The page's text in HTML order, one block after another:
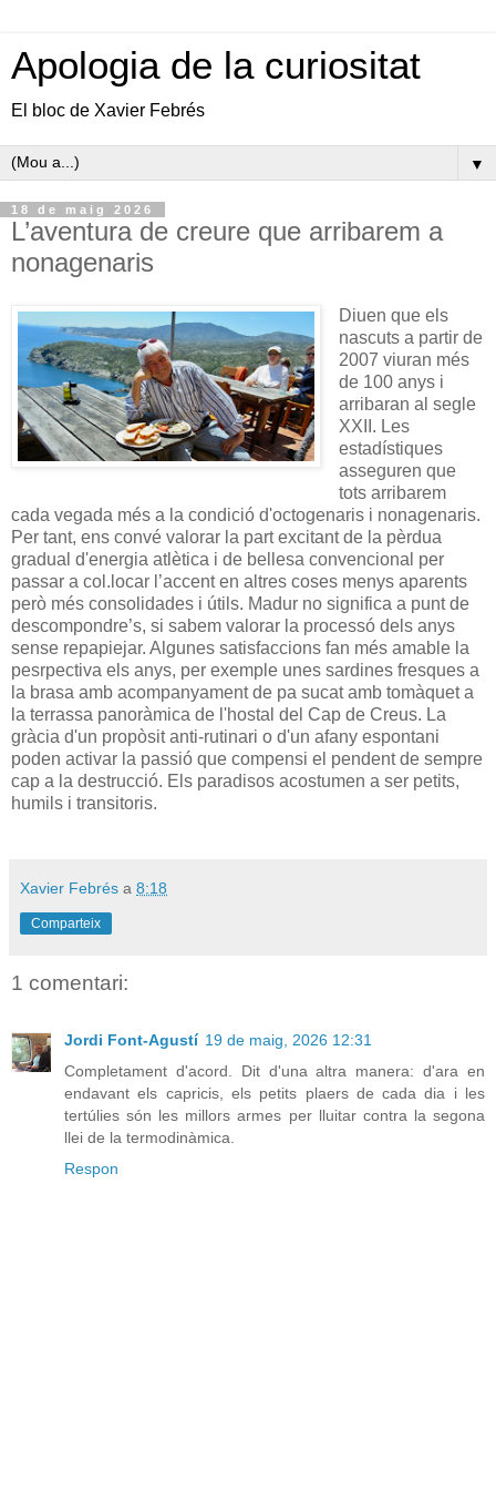
Apologia de la curiositat
El bloc de Xavier Febrés
▼
18 de maig 2026
L’aventura de creure que arribarem a
nonagenaris
Diuen que els
nascuts a partir de
2007 viuran més
de 100 anys i
arribaran al segle
XXII. Les
estadístiques
asseguren que
tots arribarem
cada vegada més a la condició d'octogenaris i nonagenaris.
Per tant, ens convé valorar la part excitant de la pèrdua
gradual d'energia atlètica i de bellesa convencional per
passar a col.locar l’accent en altres coses menys aparents
però més consolidades i útils. Madur no significa a punt de
descompondre’s, si sabem valorar la processó dels anys
sense repapiejar. Algunes satisfaccions fan més amable la
pesrpectiva els anys, per exemple unes sardines fresques a
la brasa amb acompanyament de pa sucat amb tomàquet a
la terrassa panoràmica de l'hostal del Cap de Creus. La
gràcia d'un propòsit anti-rutinari o d'un afany espontani
poden activar la passió que compensi el pendent de sempre
cap a la destrucció. Els paradisos acostumen a ser petits,
humils i transitoris.
Xavier Febrés a 8:18
Comparteix
1 comentari:
Jordi Font-Agustí 19 de maig, 2026 12:31
Completament d'acord. Dit d'una altra manera: d'ara en
endavant els capricis, els petits plaers de cada dia i les
tertúlies són les millors armes per lluitar contra la segona
llei de la termodinàmica.
Respon